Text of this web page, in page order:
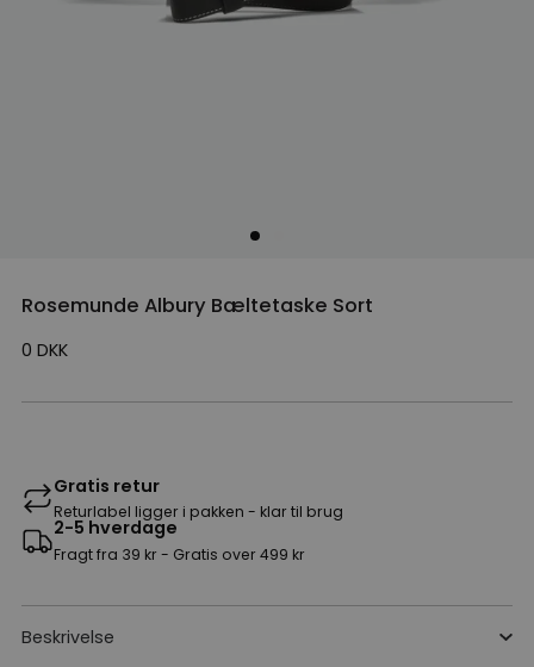
Rosemunde Albury Bæltetaske Sort
0 DKK
Gratis retur
Returlabel ligger i pakken - klar til brug
2-5 hverdage
Fragt fra 39 kr - Gratis over 499 kr
Beskrivelse